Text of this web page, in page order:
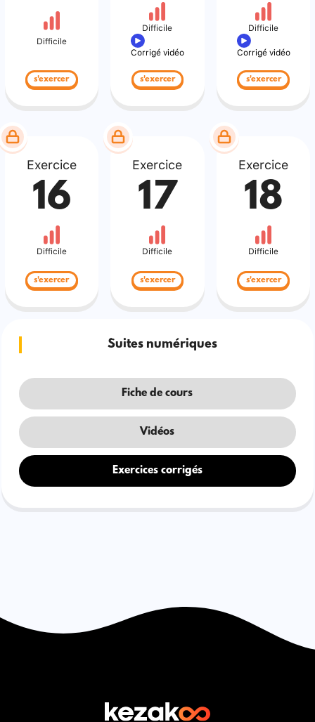
Difficile
s'exercer
Difficile
Corrigé vidéo
s'exercer
Difficile
Corrigé vidéo
s'exercer
Exercice
16
Difficile
s'exercer
Exercice
17
Difficile
s'exercer
Exercice
18
Difficile
s'exercer
Suites numériques
Fiche de cours
Vidéos
Exercices corrigés